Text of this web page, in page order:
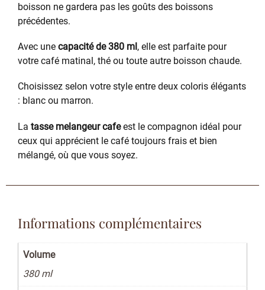
boisson ne gardera pas les goûts des boissons
précédentes.
Avec une capacité de 380 ml , elle est parfaite pour
votre café matinal, thé ou toute autre boisson chaude.
Choisissez selon votre style entre deux coloris élégants
: blanc ou marron.
La tasse melangeur cafeest le compagnon idéal pour
ceux qui apprécient le café toujours frais et bien
mélangé, où que vous soyez.
Informations complémentaires
Volume
380 ml